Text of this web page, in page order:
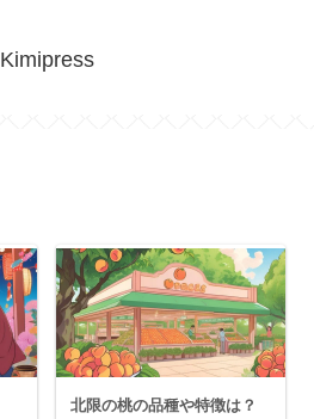
Kimipress
北限の桃の品種や特徴は？